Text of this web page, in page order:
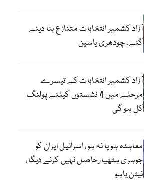
آزاد کشمیر انتخابات متنازع بنا دیئے
گئے، چودھری یاسین
آزاد کشمیر انتخابات کے تیسرے
مرحلے میں 4 نشستوں کیلئے پولنگ
کل ہو گی
معاہدہ ہو یا نہ ہو، اسرائیل ایران کو
جوہری ہتھیارحاصل نہیں کرنے دیگا،
نیتن یاہو